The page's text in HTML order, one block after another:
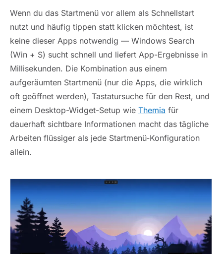
Wenn du das Startmenü vor allem als Schnellstart
nutzt und häufig tippen statt klicken möchtest, ist
keine dieser Apps notwendig — Windows Search
(Win + S) sucht schnell und liefert App-Ergebnisse in
Millisekunden. Die Kombination aus einem
aufgeräumten Startmenü (nur die Apps, die wirklich
oft geöffnet werden), Tastatursuche für den Rest, und
einem Desktop-Widget-Setup wie Themia für
dauerhaft sichtbare Informationen macht das tägliche
Arbeiten flüssiger als jede Startmenü-Konfiguration
allein.